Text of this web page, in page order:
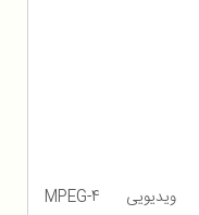
قابلیت پشتیبانی از فرمت‌های ویدیویی MPEG‎-4